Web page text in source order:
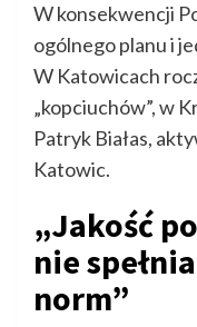
W konsekwencji
ogólnego planu i
W Katowicach
„kopciuchów”, w
Patryk Białas,
Katowic.
„Jakość
nie
norm”